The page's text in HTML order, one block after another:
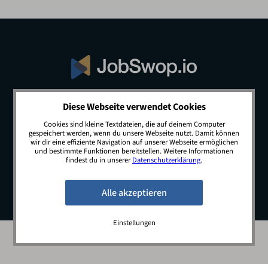
© 2026 JobSwop.io · All rights reserved.
Blog Jobs Newsletter
Kontakt
Preise
Impressum Datenschutz
Diese Webseite verwendet Cookies
Cookies sind kleine Textdateien, die auf deinem Computer
gespeichert werden, wenn du unsere Webseite nutzt. Damit können
wir dir eine effiziente Navigation auf unserer Webseite ermöglichen
und bestimmte Funktionen bereitstellen. Weitere Informationen
findest du in unsererDatenschutzerklärung.
Einstellungen